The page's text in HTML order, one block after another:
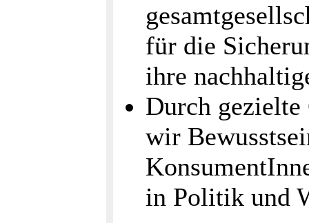
für die
ihre
Durch
wir
in Politik und